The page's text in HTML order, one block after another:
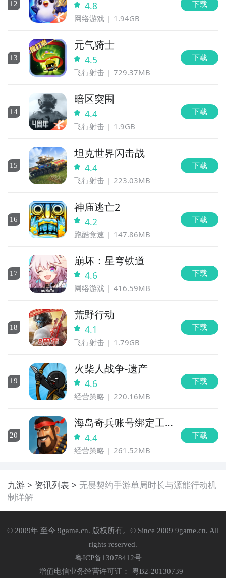
12 4.8
网络游戏 1.94GB
下载
13
元气骑士
4.5
飞行射击 729.37MB
下载
14
暗区突围
4.4
飞行射击 1.9GB
下载
15
坦克世界闪击战
4.4
飞行射击 223.03MB
下载
16
神庙逃亡2
4.2
跑酷竞速 147.86MB
下载
17
崩坏：星穹铁道
4.6
网络游戏 416.59MB
下载
18
荒野行动
4.1
飞行射击 1.79GB
下载
19
火柴人战争-遗产
4.6
经营策略 220.16MB
下载
20
海岛奇兵账号绑定工
具 4.4
经营策略 261.52MB
下载
九游 资讯列表
无畏契约手游单局时长与源能行动机
制详解
© 2009年 至今 9game.cn. 版权所有。© Since 2009 9game.cn. All
rights reserved.
粤ICP备13078412号
增值电信业务经营许可证： 粤B2-20130739